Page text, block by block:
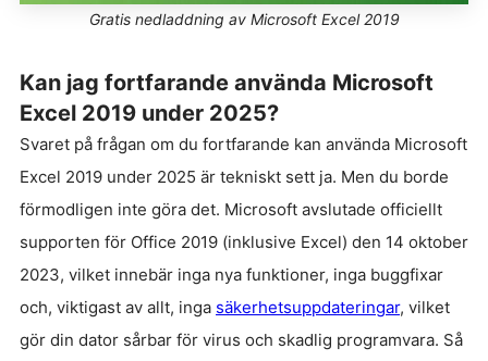
Gratis nedladdning av Microsoft Excel 2019
Kan jag fortfarande använda Microsoft
Excel 2019 under 2025?
Svaret på frågan om du fortfarande kan använda Microsoft
Excel 2019 under 2025 är tekniskt sett ja. Men du borde
förmodligen inte göra det. Microsoft avslutade officiellt
supporten för Office 2019 (inklusive Excel) den 14 oktober
2023, vilket innebär inga nya funktioner, inga buggfixar
och, viktigast av allt, inga säkerhetsuppdateringar, vilket
gör din dator sårbar för virus och skadlig programvara. Så